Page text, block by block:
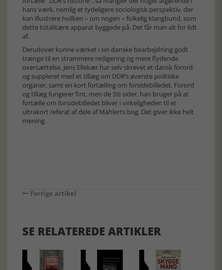
hans værk, nemlig et tydeligere sociologisk perspektiv, der
kan illustrere hvilken – om nogen – folkelig klangbund, som
dette totalitære apparat byggede på. Det får man alt for lidt
af.
Derudover kunne værket i sin danske bearbejdning godt
trænge til en strammere redigering og mere flydende
oversættelse. Jens Ellekær har selv skrevet et dansk forord
og suppleret med et tillæg om DDR’s øverste politiske
organer, samt en kort fortælling om forsidebilledet. Forord
og tillæg fungerer fint, men de 3½ sider, han bruger på at
fortælle om forsidebilledet bliver i virkeligheden til et
ultrakort referat af dele af Mählerts bog. Det giver ikke helt
mening.
Forrige artikel
SE RELATEREDE ARTIKLER